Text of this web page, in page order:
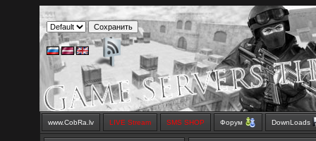
www.CobRa.lv LIVE Stream SMS SHOP Форум DownLoads